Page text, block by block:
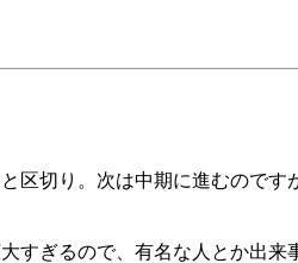
区切り。次は中期に進むので
すぎるので、有名な人とか出